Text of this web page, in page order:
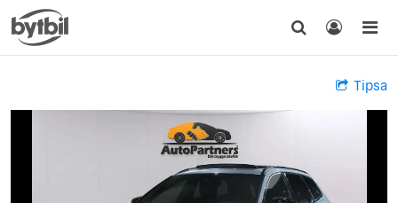
Tipsa